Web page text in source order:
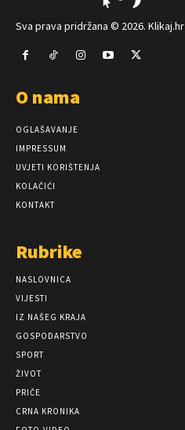
Sva prava pridržana © 2026. Klikaj.hr
O nama
OGLAŠAVANJE
IMPRESSUM
UVJETI KORIŠTENJA
KOLAČIĆI
KONTAKT
Rubrike
NASLOVNICA
VIJESTI
IZ NAŠEG KRAJA
GOSPODARSTVO
SPORT
ŽIVOT
PRIČE
CRNA KRONIKA